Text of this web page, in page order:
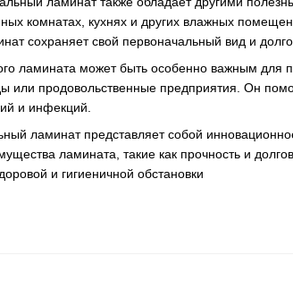
комнатах, кухнях и других влажных
сохраняет свой первоначальный вид и
ламината может быть особенно важным для
или продовольственные предприятия. Он
и инфекций.
ламинат представляет собой
ламината, такие как прочность и
и гигиеничной обстановки